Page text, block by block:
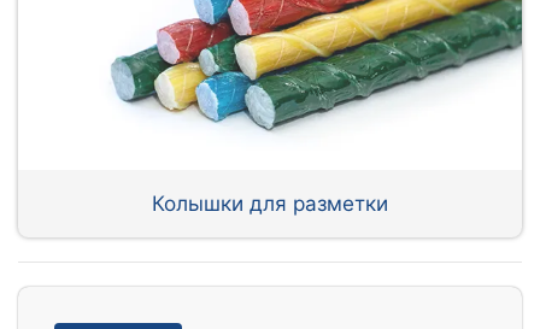
Колышки для разметки